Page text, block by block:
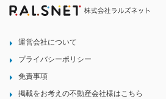
運営会社について
プライバシーポリシー
免責事項
掲載をお考えの不動産会社様はこちら